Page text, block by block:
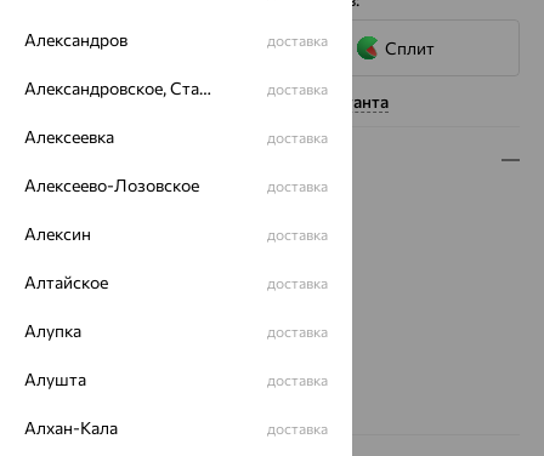
Сплит
Нужна помощь консультанта
Вес:2.5 — 3.39
Металл:Золото
Проба:
Страна происхождения:
Александров доставка
Александровское, Ставропольский край доставка
Алексеевка доставка
Алексеево-Лозовское доставка
Алексин доставка
Алтайское доставка
Алупка доставка
Алушта доставка
Алхан-Кала доставка